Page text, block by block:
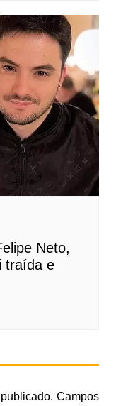
Neto,
traída e
Campos